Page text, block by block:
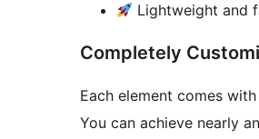
Lightweight and
Completely
Each element comes
You can achieve nearly